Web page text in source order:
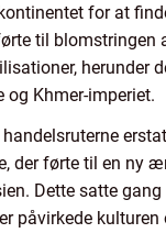
for at
til blomstringen
herunder
og Khmer-imperiet.
der førte til en ny
Dette satte
påvirkede kulturen